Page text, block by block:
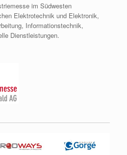
im Südwesten
Elektrotechnik und Elektronik,
Informationstechnik,
Dienstleistungen.